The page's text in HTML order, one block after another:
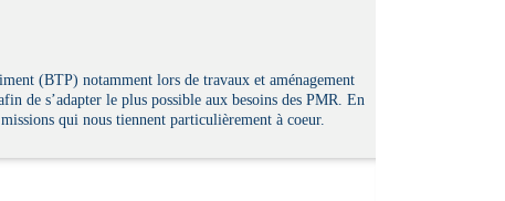
(BTP) notamment lors de travaux et aménagement
de s’adapter le plus possible aux besoins des PMR. En
missions qui nous tiennent particulièrement à coeur.